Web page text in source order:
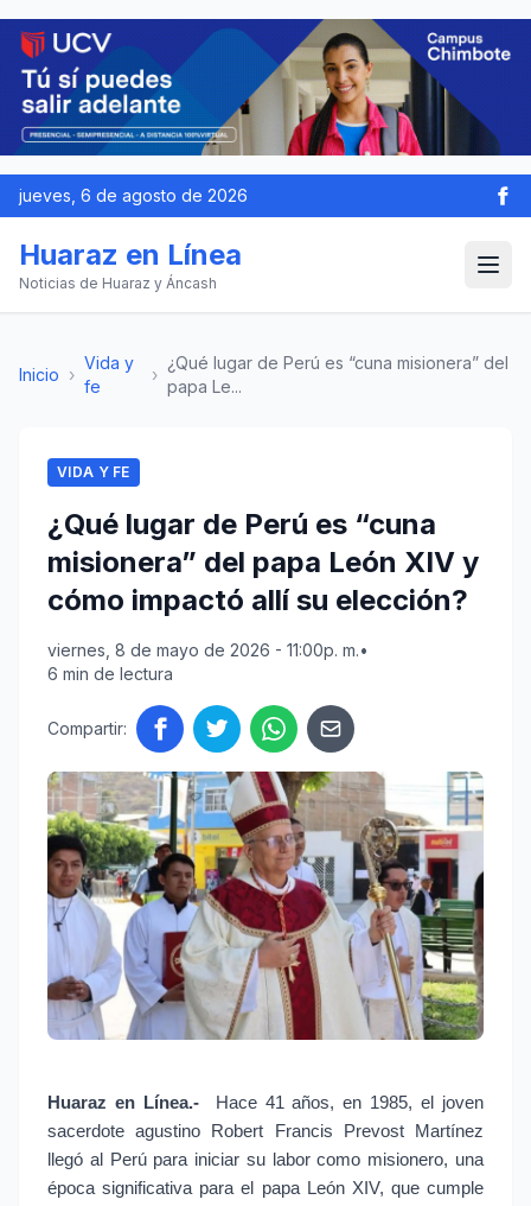
jueves, 6 de agosto de 2026
Huaraz en Línea
Noticias de Huaraz y Áncash
Inicio ›
Vida y
fe
›
¿Qué lugar de Perú es “cuna misionera” del
papa Le...
VIDA Y FE
¿Qué lugar de Perú es “cuna
misionera” del papa León XIV y
cómo impactó allí su elección?
viernes, 8 de mayo de 2026 - 11:00p. m.•
6 min de lectura
Compartir:
Huaraz en Línea.-
Hace 41 años, en 1985, el joven
sacerdote agustino Robert Francis Prevost Martínez
llegó al Perú para iniciar su labor como misionero, una
época significativa para el papa León XIV, que cumple